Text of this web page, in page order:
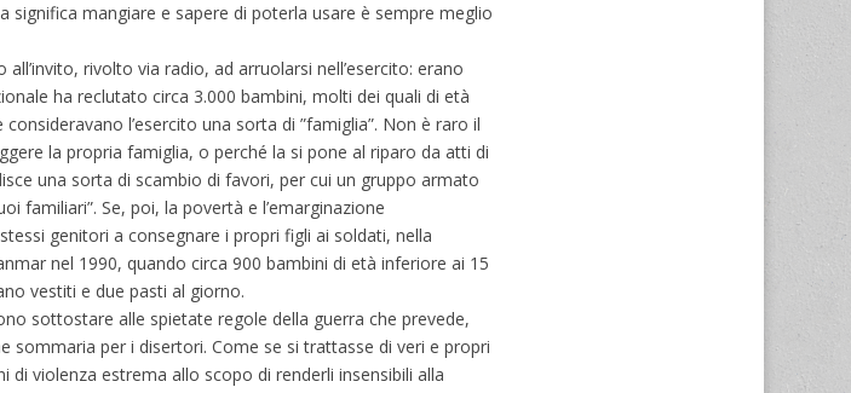
significa mangiare e sapere di poterla usare è sempre meglio
rivolto via radio, ad arruolarsi nell’esercito: erano
ha reclutato circa 3.000 bambini, molti dei quali di età
l’esercito una sorta di ”famiglia”. Non è raro il
la propria famiglia, o perché la si pone al riparo da atti di
una sorta di scambio di favori, per cui un gruppo armato
familiari”. Se, poi, la povertà e l’emarginazione
genitori a consegnare i propri figli ai soldati, nella
nel 1990, quando circa 900 bambini di età inferiore ai 15
vestiti e due pasti al giorno.
sottostare alle spietate regole della guerra che prevede,
sommaria per i disertori. Come se si trattasse di veri e propri
violenza estrema allo scopo di renderli insensibili alla